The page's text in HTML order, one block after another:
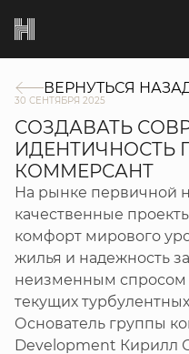
ВЕРНУТЬСЯ
30 СЕНТЯБРЯ 2025
СОЗДАВАТЬ
ИДЕНТИЧНОСТЬ
КОММЕРСАНТ
На рынке первичной
качественные
комфорт мирового
жилья и надежность
неизменным спросом
текущих
Основатель группы
Development Кирилл